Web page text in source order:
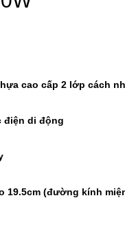
cao cấp 2 lớp cách
điện di động
19.5cm (đường kính